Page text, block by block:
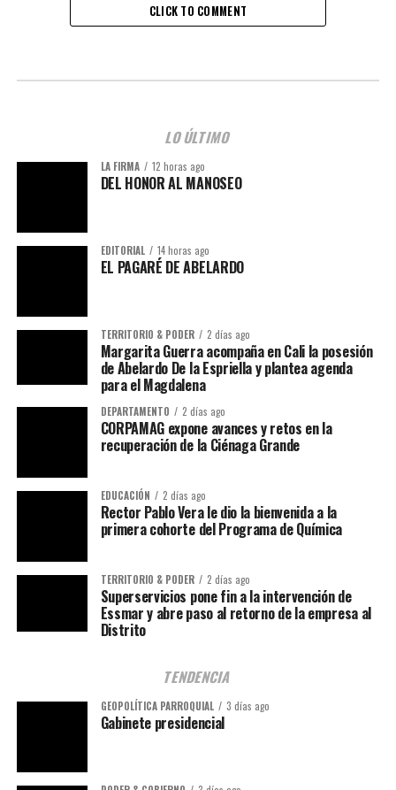
CLICK TO COMMENT
LO ÚLTIMO
LA FIRMA 12 horas ago
DEL HONOR AL MANOSEO
EDITORIAL 14 horas ago
EL PAGARÉ DE ABELARDO
TERRITORIO & PODER 2 días ago
Margarita Guerra acompaña en Cali la posesión
de Abelardo De la Espriella y plantea agenda
para el Magdalena
DEPARTAMENTO 2 días ago
CORPAMAG expone avances y retos en la
recuperación de la Ciénaga Grande
EDUCACIÓN 2 días ago
Rector Pablo Vera le dio la bienvenida a la
primera cohorte del Programa de Química
TERRITORIO & PODER 2 días ago
Superservicios pone fin a la intervención de
Essmar y abre paso al retorno de la empresa al
Distrito
TENDENCIA
GEOPOLÍTICA PARROQUIAL 3 días ago
Gabinete presidencial